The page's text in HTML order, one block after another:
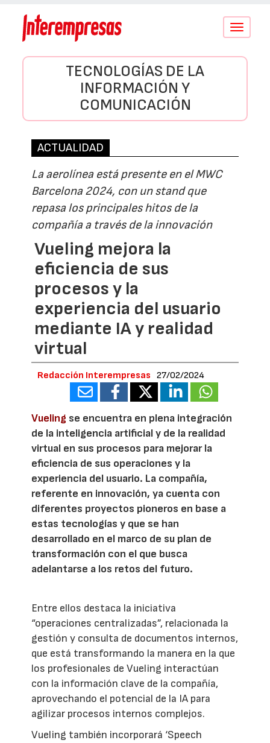
Conmutar
TECNOLOGÍAS DE LA
INFORMACIÓN Y
COMUNICACIÓN
ACTUALIDAD
La aerolínea está presente en el MWC
Barcelona 2024, con un stand que
repasa los principales hitos de la
compañía a través de la innovación
Vueling mejora la
eficiencia de sus
procesos y la
experiencia del usuario
mediante IA y realidad
virtual
Redacción Interempresas 27/02/2024
Vueling se encuentra en plena integración
de la inteligencia artificial y de la realidad
virtual en sus procesos para mejorar la
eficiencia de sus operaciones y la
experiencia del usuario. La compañía,
referente en innovación, ya cuenta con
diferentes proyectos pioneros en base a
estas tecnologías y que se han
desarrollado en el marco de su plan de
transformación con el que busca
adelantarse a los retos del futuro.
Entre ellos destaca la iniciativa
“operaciones centralizadas”, relacionada la
gestión y consulta de documentos internos,
que está transformando la manera en la que
los profesionales de Vueling interactúan
con la información clave de la compañía,
aprovechando el potencial de la IA para
agilizar procesos internos complejos.
Vueling también incorporará ‘Speech